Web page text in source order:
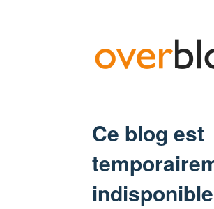
Ce blog est
indisponible